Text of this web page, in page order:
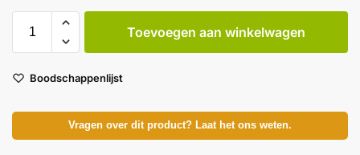
Toevoegen aan winkelwagen
Boodschappenlijst
Vragen over dit product? Laat het ons weten.